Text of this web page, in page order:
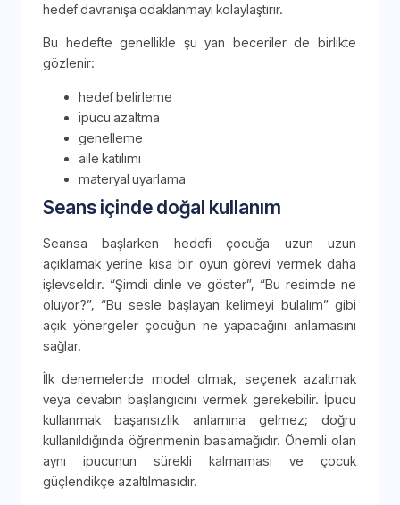
hedef davranışa odaklanmayı kolaylaştırır.
Bu hedefte genellikle şu yan beceriler de birlikte
gözlenir:
hedef belirleme
ipucu azaltma
genelleme
aile katılımı
materyal uyarlama
Seans içinde doğal kullanım
Seansa başlarken hedefi çocuğa uzun uzun
açıklamak yerine kısa bir oyun görevi vermek daha
işlevseldir. “Şimdi dinle ve göster”, “Bu resimde ne
oluyor?”, “Bu sesle başlayan kelimeyi bulalım” gibi
açık yönergeler çocuğun ne yapacağını anlamasını
sağlar.
İlk denemelerde model olmak, seçenek azaltmak
veya cevabın başlangıcını vermek gerekebilir. İpucu
kullanmak başarısızlık anlamına gelmez; doğru
kullanıldığında öğrenmenin basamağıdır. Önemli olan
aynı ipucunun sürekli kalmaması ve çocuk
güçlendikçe azaltılmasıdır.